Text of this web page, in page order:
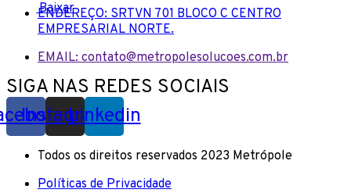
ENDEREÇO: SRTVN 701 BLOCO C CENTRO
EMPRESARIAL NORTE.
EMAIL: contato@metropolesolucoes.com.br
SIGA NAS REDES SOCIAIS
Instagram
Linkedin
Todos os direitos reservados 2023 Metrópole
Políticas de Privacidade
Baixar